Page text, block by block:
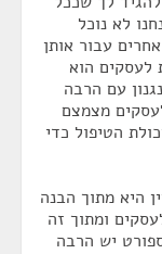
לא נוכל
עבור אותן
לעסקים הוא
עם הרבה
מצמצם
הטיפול כדי
היא מתוך הבנה
ומתוך זה
יש הרבה